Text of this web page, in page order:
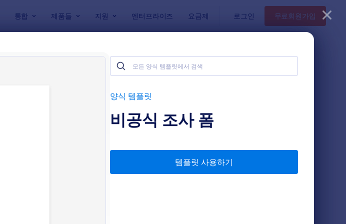
통합 제품들 지원 엔터프라이즈 요금제 로그인 무료회원가입
양식 템플릿
비공식 조사 폼
템플릿 사용하기